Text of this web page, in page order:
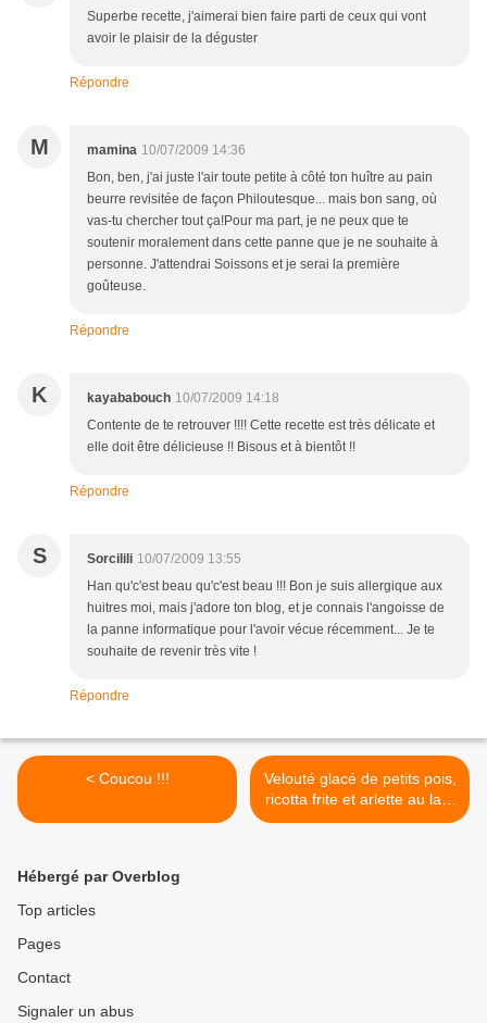
Superbe recette, j'aimerai bien faire parti de ceux qui vont
avoir le plaisir de la déguster
Répondre
M mamina 10/07/2009 14:36
Bon, ben, j'ai juste l'air toute petite à côté ton huître au pain
beurre revisitée de façon Philoutesque... mais bon sang, où
vas-tu chercher tout ça!Pour ma part, je ne peux que te
soutenir moralement dans cette panne que je ne souhaite à
personne. J'attendrai Soissons et je serai la première
goûteuse.
Répondre
K kayababouch 10/07/2009 14:18
Contente de te retrouver !!!! Cette recette est très délicate et
elle doit être délicieuse !! Bisous et à bientôt !!
Répondre
S Sorcilili 10/07/2009 13:55
Han qu'c'est beau qu'c'est beau !!! Bon je suis allergique aux
huitres moi, mais j'adore ton blog, et je connais l'angoisse de
la panne informatique pour l'avoir vécue récemment... Je te
souhaite de revenir très vite !
Répondre
< Coucou !!!
Velouté glacé de petits pois,
ricotta frite et arlette au lard
>
Hébergé par Overblog
Top articles
Pages
Contact
Signaler un abus